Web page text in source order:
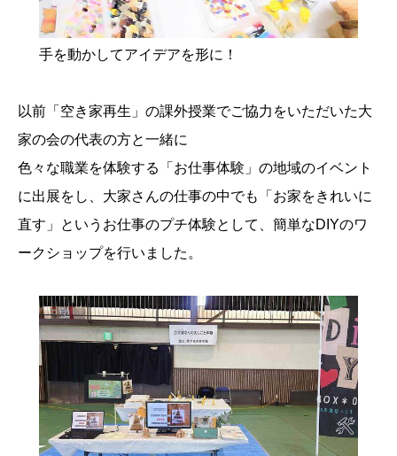
手を動かしてアイデアを形に！
以前「空き家再生」の課外授業でご協力をいただいた大
家の会の代表の方と一緒に
色々な職業を体験する「お仕事体験」の地域のイベント
に出展をし、大家さんの仕事の中でも「お家をきれいに
直す」というお仕事のプチ体験として、簡単なDIYのワ
ークショップを行いました。